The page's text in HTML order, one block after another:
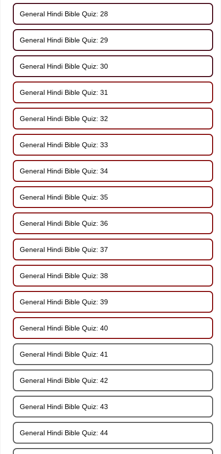
General Hindi Bible Quiz: 28
General Hindi Bible Quiz: 29
General Hindi Bible Quiz: 30
General Hindi Bible Quiz: 31
General Hindi Bible Quiz: 32
General Hindi Bible Quiz: 33
General Hindi Bible Quiz: 34
General Hindi Bible Quiz: 35
General Hindi Bible Quiz: 36
General Hindi Bible Quiz: 37
General Hindi Bible Quiz: 38
General Hindi Bible Quiz: 39
General Hindi Bible Quiz: 40
General Hindi Bible Quiz: 41
General Hindi Bible Quiz: 42
General Hindi Bible Quiz: 43
General Hindi Bible Quiz: 44